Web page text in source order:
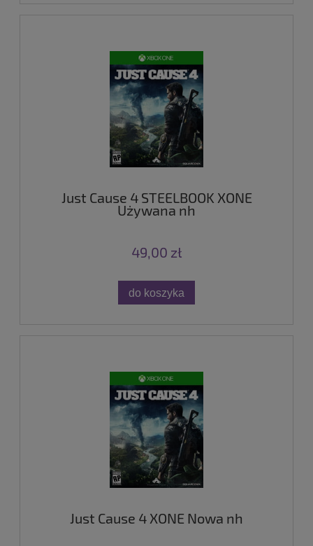
Just Cause 4 STEELBOOK XONE
Używana nh
49,00 zł
do koszyka
Just Cause 4 XONE Nowa nh